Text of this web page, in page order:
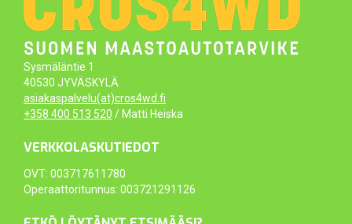
Sysmäläntie 1
40530 JYVÄSKYLÄ
asiakaspalvelu(at)cros4wd.fi
+358 400 513 520 / Matti Heiska
VERKKOLASKUTIEDOT
OVT: 003717611780
Operaattoritunnus: 003721291126